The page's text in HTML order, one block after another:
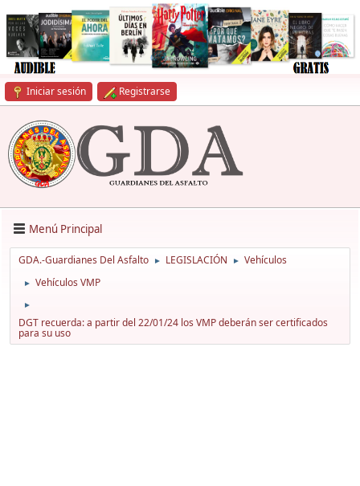
Iniciar sesión Registrarse
Menú Principal
GDA.-Guardianes Del Asfalto ► LEGISLACIÓN ► Vehículos
► Vehículos VMP
►
DGT recuerda: a partir del 22/01/24 los VMP deberán ser certificados
para su uso